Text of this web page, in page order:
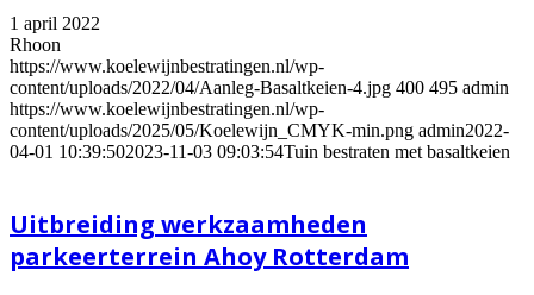
1 april 2022
Rhoon
https://www.koelewijnbestratingen.nl/wp-
content/uploads/2022/04/Aanleg-Basaltkeien-4.jpg 400 495 admin
https://www.koelewijnbestratingen.nl/wp-
content/uploads/2025/05/Koelewijn_CMYK-min.png admin2022-
04-01 10:39:502023-11-03 09:03:54Tuin bestraten met basaltkeien
Uitbreiding werkzaamheden
parkeerterrein Ahoy Rotterdam